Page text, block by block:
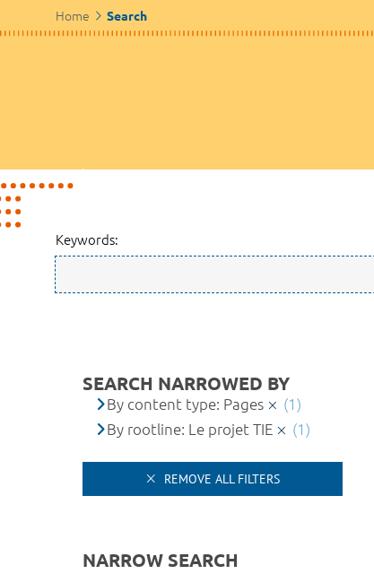
Home Search
Keywords:
SEARCH NARROWED BY
By content type: Pages
(1)
By rootline: Le projet TIE
(1)
REMOVE ALL FILTERS
NARROW SEARCH